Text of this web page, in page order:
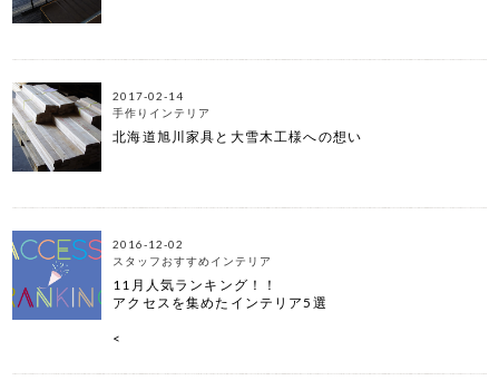
2017-02-14
手作りインテリア
北海道旭川家具と大雪木工様への想い
2016-12-02
スタッフおすすめインテリア
11月人気ランキング！！
アクセスを集めたインテリア5選
<